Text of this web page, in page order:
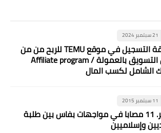
21 سبتمبر 2024
طريقة التسجيل في موقع TEMU للربح من من
خلال التسويق بالعمولة / Affiliate program
الشامل لكسب المال
11 سبتمبر 2015
خطير. 11 مصابا في مواجهات بفاس بين طلبة
وإسلاميين